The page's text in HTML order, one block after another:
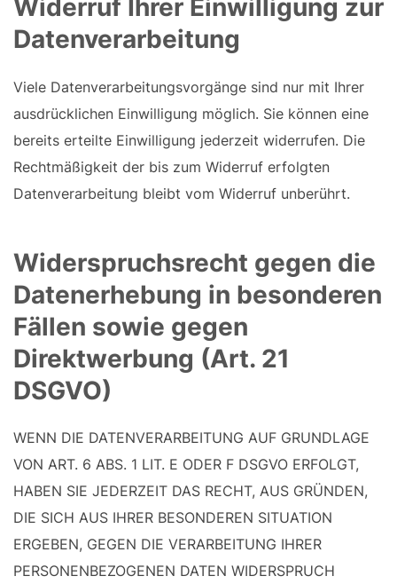
Widerruf Ihrer Einwilligung zur
Datenverarbeitung
Viele Datenverarbeitungsvorgänge sind nur mit Ihrer
ausdrücklichen Einwilligung möglich. Sie können eine
bereits erteilte Einwilligung jederzeit widerrufen. Die
Rechtmäßigkeit der bis zum Widerruf erfolgten
Datenverarbeitung bleibt vom Widerruf unberührt.
Widerspruchsrecht gegen die
Datenerhebung in besonderen
Fällen sowie gegen
Direktwerbung (Art. 21
DSGVO)
WENN DIE DATENVERARBEITUNG AUF GRUNDLAGE
VON ART. 6 ABS. 1 LIT. E ODER F DSGVO ERFOLGT,
HABEN SIE JEDERZEIT DAS RECHT, AUS GRÜNDEN,
DIE SICH AUS IHRER BESONDEREN SITUATION
ERGEBEN, GEGEN DIE VERARBEITUNG IHRER
PERSONENBEZOGENEN DATEN WIDERSPRUCH